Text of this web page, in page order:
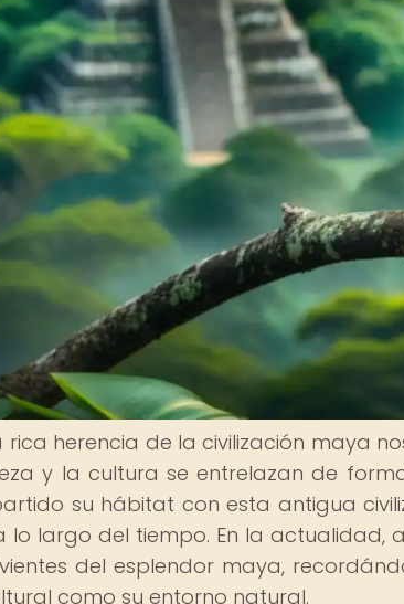
rica herencia de la civilización maya
y la cultura se entrelazan de
su hábitat con esta antigua
lo largo del tiempo. En la actualidad,
del esplendor maya,
como su entorno natural.